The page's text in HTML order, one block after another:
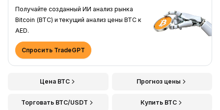
Получайте созданный ИИ анализ рынка
Bitcoin (BTC) и текущий анализ цены BTC к
AED.
Спросить TradeGPT
Цена BTC Прогноз цены
Торговать BTC/USDT Купить BTC